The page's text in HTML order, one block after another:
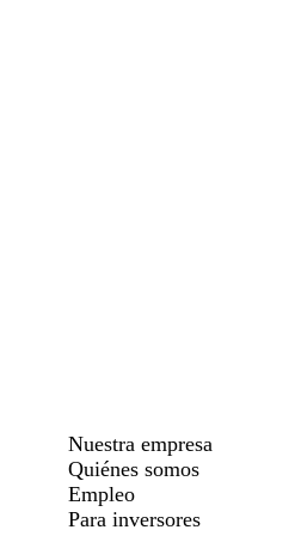
Nuestra empresa
Quiénes somos
Empleo
Para inversores